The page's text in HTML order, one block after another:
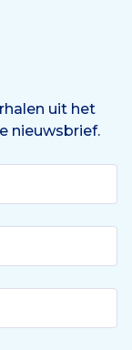
uit het
nieuwsbrief.